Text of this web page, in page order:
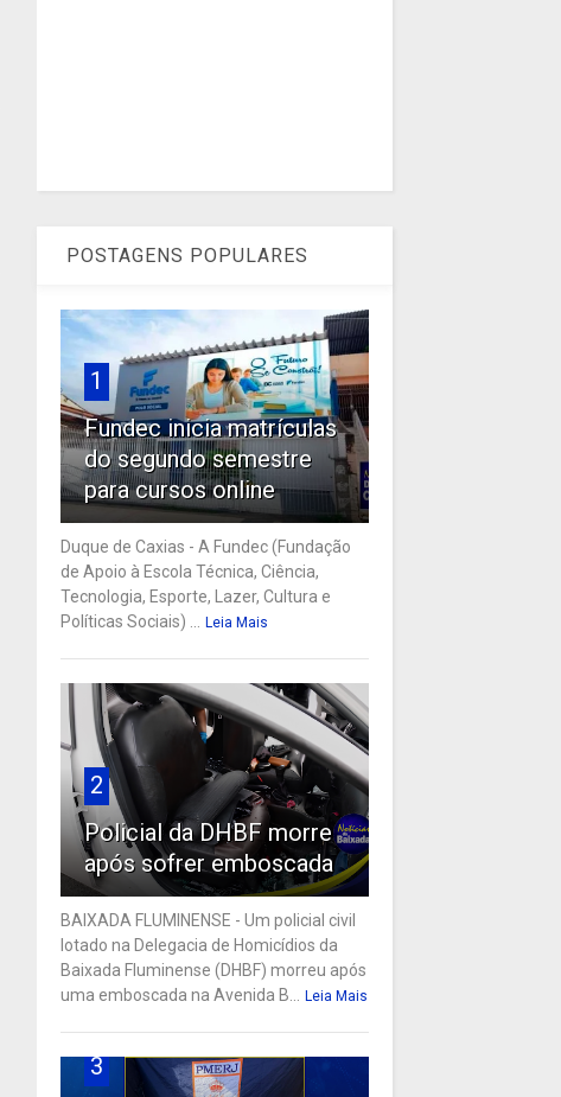
POSTAGENS POPULARES
1
Fundec inicia matrículas
do segundo semestre
para cursos online
Duque de Caxias - A Fundec (Fundação
de Apoio à Escola Técnica, Ciência,
Tecnologia, Esporte, Lazer, Cultura e
Políticas Sociais) ...
Leia Mais
2
Policial da DHBF morre
após sofrer emboscada
BAIXADA FLUMINENSE - Um policial civil
lotado na Delegacia de Homicídios da
Baixada Fluminense (DHBF) morreu após
uma emboscada na Avenida B...
Leia Mais
3